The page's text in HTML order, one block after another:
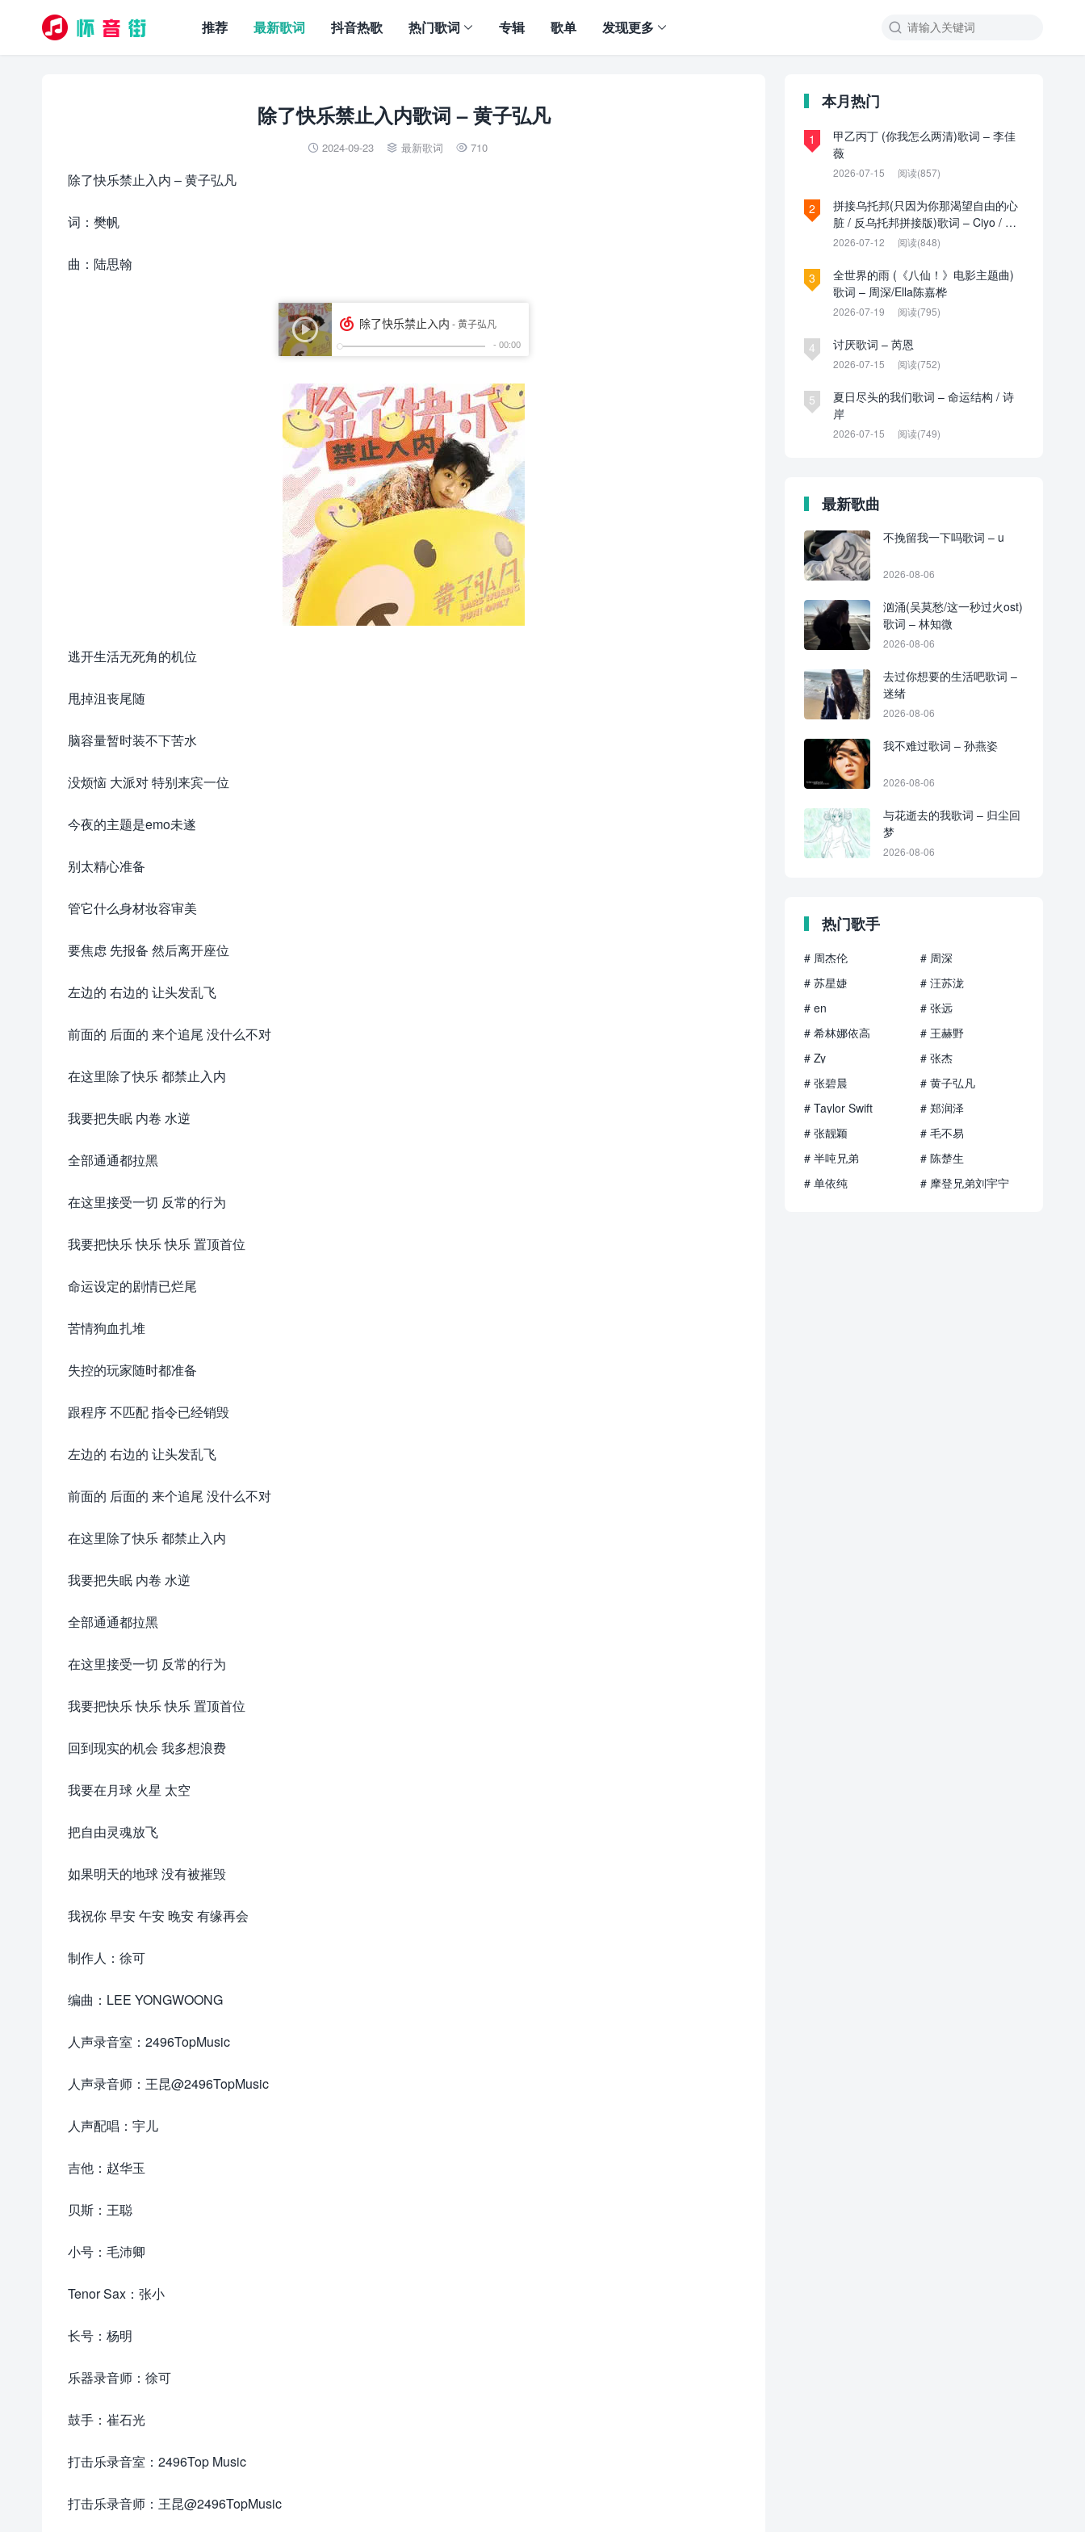

推荐 最新歌词 抖音热歌 热门歌词 专辑 歌单 发现更多
除了快乐禁止入内歌词 – 黄子弘凡
 2024-09-23  最新歌词  710
除了快乐禁止入内 – 黄子弘凡
词：樊帆
曲：陆思翰
逃开生活无死角的机位
甩掉沮丧尾随
脑容量暂时装不下苦水
没烦恼 大派对 特别来宾一位
今夜的主题是emo未遂
别太精心准备
管它什么身材妆容审美
要焦虑 先报备 然后离开座位
左边的 右边的 让头发乱飞
前面的 后面的 来个追尾 没什么不对
在这里除了快乐 都禁止入内
我要把失眠 内卷 水逆
全部通通都拉黑
在这里接受一切 反常的行为
我要把快乐 快乐 快乐 置顶首位
命运设定的剧情已烂尾
苦情狗血扎堆
失控的玩家随时都准备
跟程序 不匹配 指令已经销毁
左边的 右边的 让头发乱飞
前面的 后面的 来个追尾 没什么不对
在这里除了快乐 都禁止入内
我要把失眠 内卷 水逆
全部通通都拉黑
在这里接受一切 反常的行为
我要把快乐 快乐 快乐 置顶首位
回到现实的机会 我多想浪费
我要在月球 火星 太空
把自由灵魂放飞
如果明天的地球 没有被摧毁
我祝你 早安 午安 晚安 有缘再会
制作人：徐可
编曲：LEE YONGWOONG
人声录音室：2496TopMusic
人声录音师：王昆@2496TopMusic
人声配唱：宇儿
吉他：赵华玉
贝斯：王聪
小号：毛沛卿
Tenor Sax：张小
长号：杨明
乐器录音师：徐可
鼓手：崔石光
打击乐录音室：2496Top Music
打击乐录音师：王昆@2496TopMusic
本月热门
1
甲乙丙丁 (你我怎么两清)歌词 – 李佳
薇
2026-07-15 阅读(857)
2
拼接乌托邦(只因为你那渴望自由的心
脏 / 反乌托邦拼接版)歌词 – Ciyo / 见
过夏天P / 乌托邦P
2026-07-12 阅读(848)
3
全世界的雨 (《八仙！》电影主题曲)
歌词 – 周深/Ella陈嘉桦
2026-07-19 阅读(795)
4 讨厌歌词 – 芮恩
2026-07-15 阅读(752)
5
夏日尽头的我们歌词 – 命运结构 / 诗
岸
2026-07-15 阅读(749)
最新歌曲
不挽留我一下吗歌词 – u
2026-08-06
汹涌(吴莫愁/这一秒过火ost)
歌词 – 林知微
2026-08-06
去过你想要的生活吧歌词 –
迷绪
2026-08-06
我不难过歌词 – 孙燕姿
2026-08-06
与花逝去的我歌词 – 归尘回
梦
2026-08-06
热门歌手
# 周杰伦
# 周深
# 苏星婕
# 汪苏泷
# en
# 张远
# 希林娜依高
# 王赫野
# Zy
# 张杰
# 张碧晨
# 黄子弘凡
# Taylor Swift
# 郑润泽
# 张靓颖
# 毛不易
# 半吨兄弟
# 陈楚生
# 单依纯
# 摩登兄弟刘宇宁